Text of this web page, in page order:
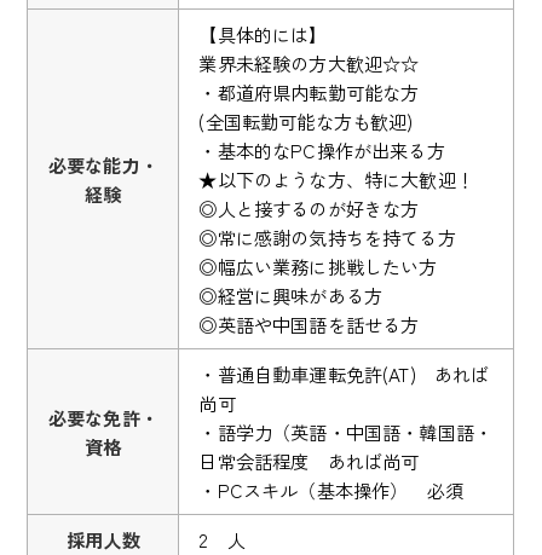
必要な能力・
経験
【具体的には】
業界未経験の方大歓迎☆☆
・都道府県内転勤可能な方
(全国転勤可能な方も歓迎)
・基本的なPC操作が出来る方
★以下のような方、特に大歓迎！
◎人と接するのが好きな方
◎常に感謝の気持ちを持てる方
◎幅広い業務に挑戦したい方
◎経営に興味がある方
◎英語や中国語を話せる方
必要な免許・
資格
・普通自動車運転免許(AT) あれば
尚可
・語学力（英語・中国語・韓国語・
日常会話程度 あれば尚可
・PCスキル（基本操作） 必須
採用人数
2 人